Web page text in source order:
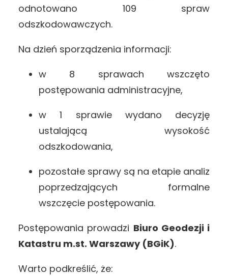
odnotowano 109 spraw
odszkodowawczych.
Na dzień sporządzenia informacji:
w 8 sprawach wszczęto
postępowania administracyjne,
w 1 sprawie wydano decyzję
ustalającą wysokość
odszkodowania,
pozostałe sprawy są na etapie analiz
poprzedzających formalne
wszczęcie postępowania.
Postępowania prowadzi Biuro Geodezji i
Katastru m.st. Warszawy(BGiK).
Warto podkreślić, że: